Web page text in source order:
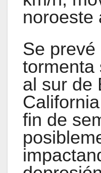
noroeste
Se prevé
tormenta
al sur de
fin de